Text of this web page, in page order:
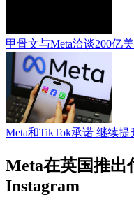
甲骨文与Meta洽谈200亿
Meta和TikTok承诺 继续提
Meta在英国推出
Instagram